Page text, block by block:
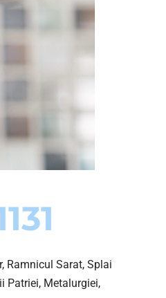
Ramnicul Sarat, Splai
Patriei, Metalurgiei,